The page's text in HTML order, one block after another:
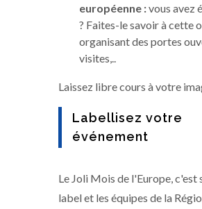
européenne :vous avez
? Faites-le savoir à cette
organisant des portes
visites,..
Laissez libre cours à votre
Labellisez votre
événement
Le Joli Mois de l'Europe, c'est
label et les équipes de la